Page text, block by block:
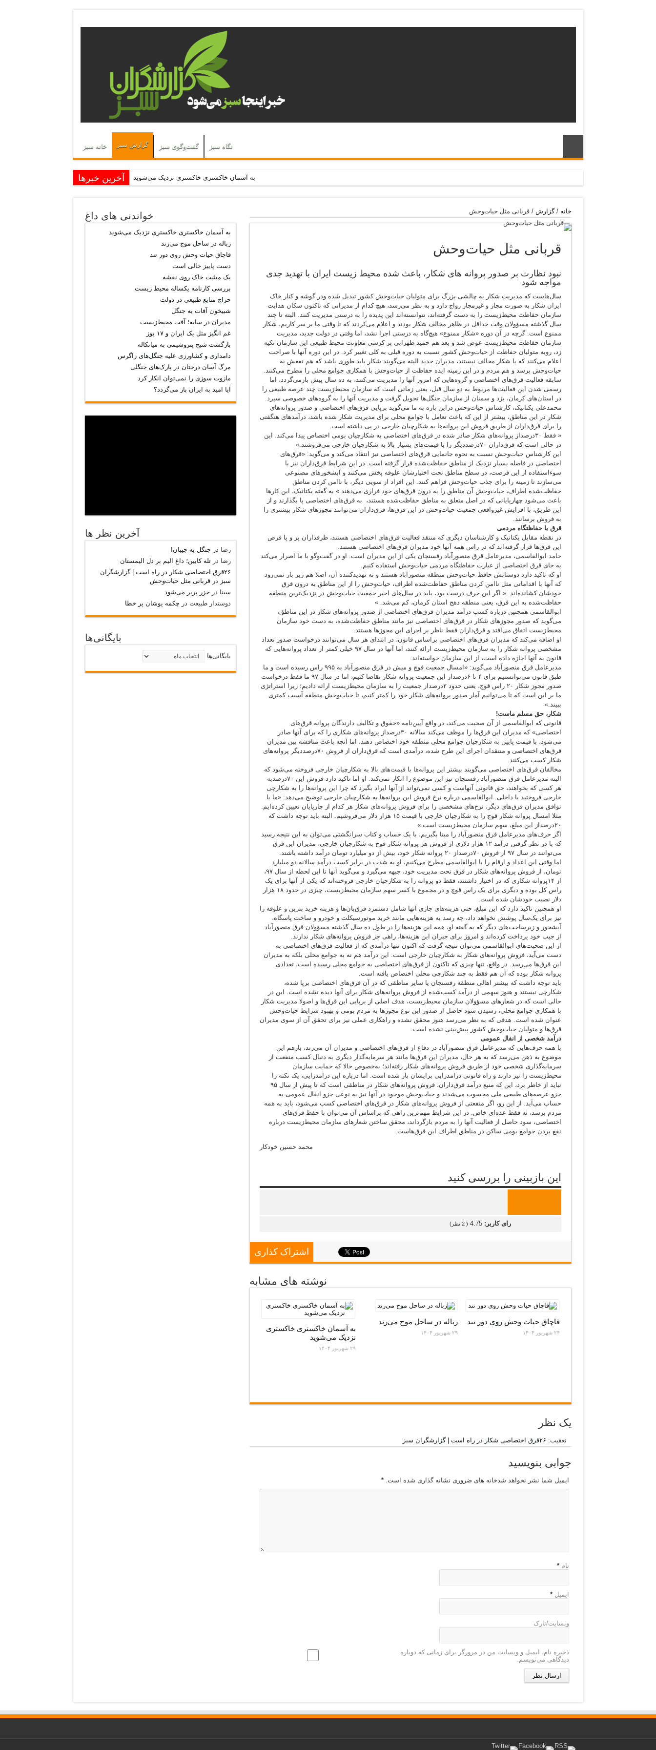
خانه سبز گزارش سبز گفت‌وگوی سبز نگاه سبز
آخرین خبرها به آسمان خاکستری خاکستری نزدیک می‌شوید
دست پاییز خالی است
بررسی کارنامه یکساله محیط‌ زیست
حراج منابع طبیعی در دولت
مدیران در سایه؛ آفت محیط‌‌زیست
غم انگیز مثل یک ایران و ۱۷ یوز
خانه /گزارش /قربانی مثل حیات‌وحش
قربانی مثل حیات‌وحش
نبود نظارت بر صدور پروانه های شکار، باعث شده محیط زیست ایران با تهدید جدی
مواجه شود
سال‌هاست که مدیریت شکار به چالشی بزرگ برای متولیان حیات‌وحش کشور تبدیل شده ودر گوشه و کنار خاک
ایران شکار به صورت مجاز و غیرمجاز رواج دارد و به نظر می‌رسد، هیچ کدام از مدیرانی که تاکنون سکان هدایت
سازمان حفاظت محیط‌زیست را به دست گرفته‌اند، نتوانسته‌اند این پدیده را به درستی مدیریت کنند. البته تا چند
سال گذشته مسؤولان وقت حداقل در ظاهر مخالف شکار بودند و اعلام می‌کردند که تا وقتی ما بر سر کاریم، شکار
ممنوع است. گرچه در آن دوره «شکار ممنوع» هیچ‌گاه به درستی اجرا نشد، اما وقتی در دولت جدید، مدیریت
سازمان حفاظت محیط‌زیست عوض شد و بعد هم حمید ظهرابی بر کرسی معاونت محیط طبیعی این سازمان تکیه
زد، رویه متولیان حفاظت از حیات‌وحش کشور نسبت به دوره قبلی به کلی تغییر کرد. در این دوره آنها با صراحت
اعلام می‌کنند که با شکار مخالف نیستند، مدیران جدید البته می‌گویند شکار باید طوری باشد که هم نفعش به
حیات‌وحش برسد و هم مردم و در این زمینه ایده حفاظت از حیات‌وحش با همکاری جوامع محلی را مطرح می‌کنند.
سابقه فعالیت قرق‌های اختصاصی و گروه‌هایی که امروز آنها را مدیریت می‌کنند، به ده سال پیش بازمی‌گردد، اما
رسمی شدن این فعالیت‌ها مربوط به دو سال قبل، یعنی زمانی است که سازمان محیط‌زیست چند عرصه طبیعی را
در استان‌های کرمان، یزد و سمنان از سازمان جنگل‌ها تحویل گرفت و مدیریت آنها را به گروه‌های خصوصی سپرد.
محمدعلی یکتانیک، کارشناس حیات‌وحش دراین باره به ما می‌گوید برپایی قرق‌های اختصاصی و صدور پروانه‌های
شکار در این مناطق، بیشتر از این که باعث تعامل با جوامع محلی برای مدیریت شکار شده باشد، درآمدهای هنگفتی
را برای قرق‌داران از طریق فروش این پروانه‌ها به شکارچیان خارجی در پی داشته است.
« فقط ۳۰درصداز پروانه‌های شکار صادر شده در قرق‌های اختصاصی به شکارچیان بومی اختصاص پیدا می‌کند. این
در حالی است که قرق‌داران ۷۰درصددیگر را با قیمت‌های بسیار بالا به شکارچیان خارجی می‌فروشند.»
این کارشناس حیات‌وحش نسبت به نحوه جانمایی قرق‌های اختصاصی نیز انتقاد می‌کند و می‌گوید: «قرق‌های
اختصاصی در فاصله بسیار نزدیک از مناطق حفاظت‌شده قرار گرفته است. در این شرایط قرق‌داران نیز با
سوء‌استفاده از این فرصت، در سطح مناطق تحت اختیارشان علوفه پخش می‌کنند و آبشخورهای مصنوعی
می‌سازند تا زمینه را برای جذب حیات‌وحش فراهم کنند. این افراد از سویی دیگر، با ناامن کردن مناطق
حفاظت‌شده اطراف، حیات‌وحش آن مناطق را به درون قرق‌های خود فراری می‌دهند.» به گفته یکتانیک، این کارها
باعث می‌شود چهارپایانی که در اصل متعلق به مناطق حفاظت‌شده هستند، به قرق‌های اختصاصی پا بگذارند و از
این طریق، با افزایش غیرواقعی جمعیت حیات‌وحش در این قرق‌ها، قرق‌داران می‌توانند مجوزهای شکار بیشتری را
به فروش برسانند.
قرق یا حفاظتگاه مردمی
در نقطه مقابل یکتانیک و کارشناسان دیگری که منتقد فعالیت قرق‌های اختصاصی هستند، طرفداران پر و پا قرص
این قرق‌ها قرار گرفته‌اند که در راس همه آنها خود مدیران قرق‌های اختصاصی هستند.
حامد ابوالقاسمی، مدیرعامل قرق منصورآباد رفسنجان یکی از این مدیران است. او در گفت‌وگو با ما اصرار می‌کند
به جای قرق اختصاصی از عبارت حفاظتگاه مردمی حیات‌وحش استفاده کنیم.
او که تاکید دارد دوستانش حافظ حیات‌وحش منطقه منصورآباد هستند و نه تهدیدکننده آن، اصلا هم زیر بار نمی‌رود
که آنها با اقداماتی مثل ناامن کردن مناطق حفاظت‌شده اطراف، حیات‌وحش را از این مناطق به درون قرق
خودشان کشانده‌اند. « اگر این حرف درست بود، باید در سال‌های اخیر جمعیت حیات‌وحش در نزدیک‌ترین منطقه
حفاظت‌شده به این قرق، یعنی منطقه دهج استان کرمان، کم می‌شد. »
ابوالقاسمی همچنین درباره کسب درآمد مدیران قرق‌های اختصاصی از صدور پروانه‌های شکار در این مناطق،
می‌گوید که صدور مجوزهای شکار در قرق‌های اختصاصی نیز مانند مناطق حفاظت‌شده، به دست خود سازمان
محیط‌زیست اتفاق می‌افتد و قرق‌داران فقط ناظر بر اجرای این مجوزها هستند.
او اضافه می‌کند که مدیران قرق‌های اختصاصی بر‌اساس قانون، در ابتدای هر سال می‌توانند درخواست صدور تعداد
مشخصی پروانه شکار را به سازمان محیط‌زیست ارائه کنند، اما آنها در سال ۹۷ خیلی کمتر از تعداد پروانه‌هایی که
قانون به آنها اجازه داده است، از این سازمان خواسته‌اند.
مدیرعامل قرق منصورآباد می‌گوید: «امسال جمعیت قوچ و میش در قرق منصورآباد به ۹۹۵ راس رسیده است و ما
طبق قانون می‌توانستیم برای ۴ تا ۶درصداز این جمعیت پروانه شکار تقاضا کنیم، اما در سال ۹۷ ما فقط درخواست
صدور مجوز شکار ۲۰ راس قوچ، یعنی حدود ۲درصداز جمعیت را به سازمان محیط‌زیست ارائه دادیم؛ زیرا استراتژی
ما بر این است که تا می‌توانیم آمار صدور پروانه‌های شکار خود را کمتر کنیم، تا حیات‌وحش منطقه آسیب کمتری
ببیند.»
شکار، حق مسلم ماست!
قانونی که ابوالقاسمی از آن صحبت می‌کند، در واقع آیین‌نامه «حقوق و تکالیف دارندگان پروانه قرق‌های
اختصاصی» که مدیران این قرق‌ها را موظف می‌کند سالانه ۳۰درصداز پروانه‌های شکاری را که برای آنها صادر
می‌شود، با قیمت پایین به شکارچیان جوامع محلی منطقه خود اختصاص دهند، اما آنچه باعث مناقشه بین مدیران
قرق‌های اختصاصی و منتقدان اجرای این طرح شده، درآمدی است که قرق‌داران از فروش ۷۰درصددیگر پروانه‌های
شکار کسب می‌کنند.
مخالفان قرق‌های اختصاصی می‌گویند بیشتر این پروانه‌ها با قیمت‌های بالا به شکارچیان خارجی فروخته می‌شود که
البته مدیرعامل قرق منصورآباد رفسنجان نیز این موضوع را انکار نمی‌کند. او اما تاکید دارد فروش این ۷۰درصدبه
هر کسی که بخواهند، حق قانونی آنهاست و کسی نمی‌تواند از آنها ایراد بگیرد که چرا این پروانه‌ها را به شکارچی
خارجی فروختید یا داخلی. ابوالقاسمی درباره نرخ فروش این پروانه‌ها به شکارچیان خارجی توضیح می‌دهد: «ما با
توافق مدیران قرق‌های دیگر، نرخ‌های مشخصی را برای فروش پروانه‌های شکار هر کدام از چارپایان تعیین کرده‌ایم.
مثلا امسال پروانه شکار قوچ را به شکارچیان خارجی با قیمت ۱۵ هزار دلار می‌فروشیم. البته باید توجه داشت که
۲۰درصداز این مبلغ، سهم سازمان محیط‌زیست است.»
اگر حرف‌های مدیرعامل قرق منصورآباد را مبنا بگیریم، با یک حساب و کتاب سرانگشتی می‌توان به این نتیجه رسید
که با در نظر گرفتن درآمد ۱۲ هزار دلاری از فروش هر پروانه شکار قوچ به شکارچیان خارجی، مدیران این قرق
می‌توانند در سال ۹۷ از فروش ۷۰درصداز ۲۰ پروانه شکار خود، بیش از دو میلیارد تومان درآمد داشته باشند.
اما وقتی این اعداد و ارقام را با ابوالقاسمی مطرح می‌کنیم، او به شدت در برابر کسب درآمد سالانه دو میلیارد
تومان، از فروش پروانه‌های شکار در قرق تحت مدیریت خود، جبهه می‌گیرد و می‌گوید آنها تا این لحظه از سال ۹۷،
از ۱۴پروانه شکاری که در اختیار داشتند، فقط دو پروانه را به شکارچیان خارجی فروخته‌اند که یکی از آنها برای یک
راس کل بوده و دیگری برای یک راس قوچ و در مجموع با کسر سهم سازمان محیط‌زیست، چیزی در حدود ۱۸ هزار
دلار نصیب خودشان شده است.
او همچنین تاکید دارد که این مبلغ، حتی هزینه‌های جاری آنها شامل دستمزد قرق‌بان‌ها و هزینه خرید بنزین و علوفه را
نیز برای یک‌سال پوشش نخواهد داد، چه رسد به هزینه‌هایی مانند خرید موتورسیکلت و خودرو و ساخت پاسگاه،
آبشخور و زیرساخت‌های دیگر که به گفته او، همه این هزینه‌ها را در طول ده سال گذشته مسؤولان قرق منصورآباد
از جیب خود پرداخت کرده‌اند و امروز برای جبران این هزینه‌ها، راهی جز فروش پروانه‌های شکار ندارند.
از این صحبت‌های ابوالقاسمی می‌توان نتیجه گرفت که اکنون تنها درآمدی که از فعالیت قرق‌های اختصاصی به
دست می‌آید، فروش پروانه‌های شکار به شکارچیان خارجی است. این درآمد هم نه به جوامع محلی بلکه به مدیران
این قرق‌ها می‌رسد. در واقع، تنها چیزی که تاکنون از قرق‌های اختصاصی به جوامع محلی رسیده است، تعدادی
پروانه شکار بوده که آن هم فقط به چند شکارچی محلی اختصاص یافته است.
باید توجه داشت که بیشتر اهالی منطقه رفسنجان یا سایر مناطقی که در آن قرق‌های اختصاصی برپا شده،
شکارچی نیستند و هنوز سهمی از درآمد کسب‌شده از فروش پروانه‌های شکار برای آنها دیده نشده است. این در
حالی است که در شعارهای مسؤولان سازمان محیط‌زیست، هدف اصلی از برپایی این قرق‌ها و اصولا مدیریت شکار
با همکاری جوامع محلی، رسیدن سود حاصل از صدور این نوع مجوزها به مردم بومی و بهبود شرایط حیات‌وحش
عنوان شده است. هدفی که به نظر می‌رسد هنوز محقق نشده و راهکاری عملی نیز برای تحقق آن از سوی مدیران
قرق‌ها و متولیان حیات‌وحش کشور پیش‌بینی نشده است.
درآمد شخصی از انفال عمومی
با همه حرف‌هایی که مدیرعامل قرق منصورآباد در دفاع از قرق‌های اختصاصی و مدیران آن می‌زند، بازهم این
موضوع به ذهن می‌رسد که به هر حال، مدیران این قرق‌ها مانند هر سرمایه‌گذار دیگری به دنبال کسب منفعت از
سرمایه‌گذاری شخصی خود از طریق فروش پروانه‌های شکار رفته‌اند؛ به‌خصوص حالا که حمایت سازمان
محیط‌زیست را نیز دارند و راه قانونی درآمدزایی برایشان باز شده است. اما درباره این درآمدزایی، یک نکته را
نباید از خاطر برد، این که منبع درآمد قرق‌داران، فروش پروانه‌های شکار در مناطقی است که تا پیش از سال ۹۵
جزو عرصه‌های طبیعی ملی محسوب می‌شدند و حیات‌وحش موجود در آنها نیز به نوعی جزو انفال عمومی به
حساب می‌آید. از این رو، اگر منفعتی از فروش پروانه‌های شکار در قرق‌های اختصاصی کسب می‌شود، باید به همه
مردم برسد، نه فقط عده‌ای خاص. در این شرایط مهم‌ترین راهی که بر‌اساس آن می‌توان با حفظ قرق‌های
اختصاصی، سود حاصل از فعالیت آنها را به مردم بازگرداند، محقق ساختن شعارهای سازمان محیط‌زیست درباره
نفع بردن جوامع بومی ساکن در مناطق اطراف این قرق‌هاست.
محمد حسین خودکار
این بازبینی را بررسی کنید
رای کاربر:4.75
(
2 نظر)
اشتراک کذاری
نوشته های مشابه
به آسمان خاکستری خاکستری
نزدیک می‌شوید
۲۹ شهریور ۱۴۰۴
زباله در ساحل موج می‌زند
۲۹ شهریور ۱۴۰۴
قاچاق حیات وحش روی دور تند
۲۴ شهریور ۱۴۰۴
یک نظر
تعقيب: ۲۶قرق اختصاصی شکار‌ در راه است | گزارشگران سبز
جوابی بنویسید
ایمیل شما نشر نخواهد شدخانه های ضروری نشانه گذاری شده است.*
نام *
ایمیل *
وبسایت/تارک
ذخیره نام، ایمیل و وبسایت من در مرورگر برای زمانی که دوباره
دیدگاهی می‌نویسم.
خواندنی های داغ
به آسمان خاکستری خاکستری نزدیک می‌شوید
زباله در ساحل موج می‌زند
قاچاق حیات وحش روی دور تند
دست پاییز خالی است
یک مشت خاک روی نقشه
بررسی کارنامه یکساله محیط‌ زیست
حراج منابع طبیعی در دولت
شبیخون آفات به جنگل
مدیران در سایه؛ آفت محیط‌‌زیست
غم انگیز مثل یک ایران و ۱۷ یوز
بازگشت شبح پتروشیمی به میانکاله
دامداری و کشاورزی علیه جنگل‌های زاگرس
مرگ آسان درختان در پارک‌های جنگلی
مازوت سوزی را نمی‌توان انکار کرد
آیا امید به ایران باز می‌گردد؟
آخرين نظر ها
رضا در جنگل به جیبان!
رضا درتله کابین؛ داغ الیم بر دل الیمستان
۲۶قرق اختصاصی شکار‌ در راه است | گزارشگران
سبز درقربانی مثل حیات‌وحش
سینا در خزر پرپر می‌شود
دوستدار طبیعت در چکمه پوشان پر خطا
بایگانی‌ها
بایگانی‌ها